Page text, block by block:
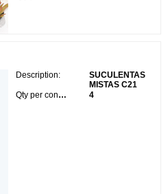
Description:
SUCULENTAS
MISTAS C21
Qty per container:
4